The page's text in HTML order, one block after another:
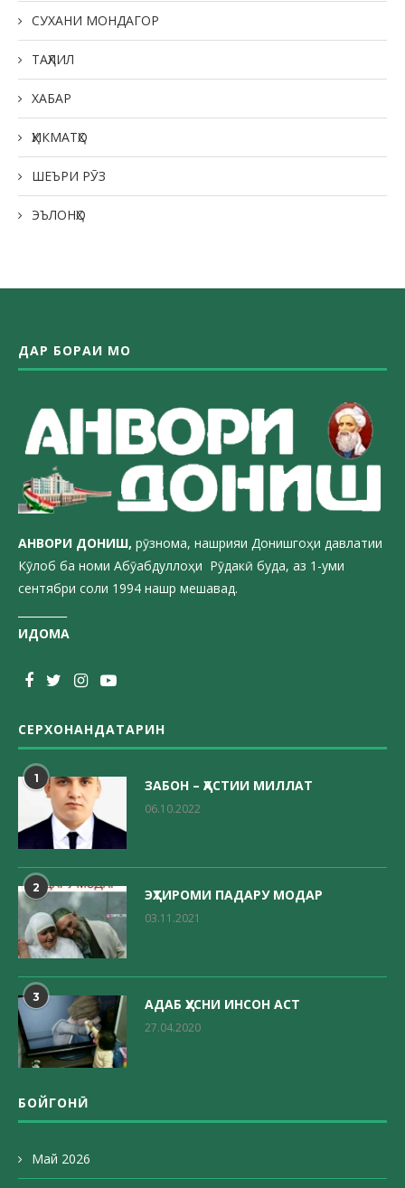
СУХАНИ МОНДАГОР
ТАҲЛИЛ
ХАБАР
ҲИКМАТҲО
ШЕЪРИ РӮЗ
ЭЪЛОНҲО
ДАР БОРАИ МО
АНВОРИ ДОНИШ, рӯзнома, нашрияи Донишгоҳи давлатии
Кӯлоб ба номи Абӯабдуллоҳи Рӯдакӣ буда, аз 1-уми
сентябри соли 1994 нашр мешавад.
ИДОМА
СЕРХОНАНДАТАРИН
1 ЗАБОН – ҲАСТИИ МИЛЛАТ
06.10.2022
2 ЭҲТИРОМИ ПАДАРУ МОДАР
03.11.2021
3 АДАБ ҲУСНИ ИНСОН АСТ
27.04.2020
БОЙГОНӢ
Май 2026